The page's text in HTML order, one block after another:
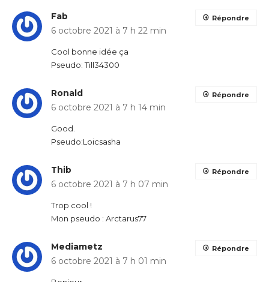
Fab
6 octobre 2021 à 7 h 22 min
Cool bonne idée ça
Pseudo: Till34300
Répondre
Ronald
6 octobre 2021 à 7 h 14 min
Good.
Pseudo:Loicsasha
Répondre
Thib
6 octobre 2021 à 7 h 07 min
Trop cool !
Mon pseudo : Arctarus77
Répondre
Mediametz
6 octobre 2021 à 7 h 01 min
Répondre